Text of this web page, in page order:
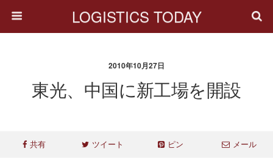
LOGISTICS TODAY
2010年10月27日
東光、中国に新工場を開設
共有 ツイート ピン メール